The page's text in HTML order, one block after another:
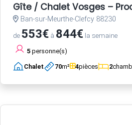
Gîte / Chalet Vosges –
Ban-sur-Meurthe-Clefcy 88230
de 553€ à 844€ la semaine
5 personne(s)
Chalet 70m² 4pièces 2